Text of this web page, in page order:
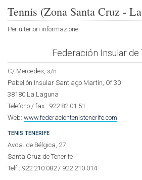
Tennis (Zona Santa Cruz -
Per ulteriori informazione:
Federación Insular de
C/ Mercedes, s/n
Pabellón Insular Santiago Martín, Of.30
38180 La Laguna
Telefono / fax : 922 82 01 51
Web: www.federaciontenistenerife.com
TENIS TENERIFE
Avda. de Bélgica, 27
Santa Cruz de Tenerife
Telf.: 922 210 082 / 922 210 014